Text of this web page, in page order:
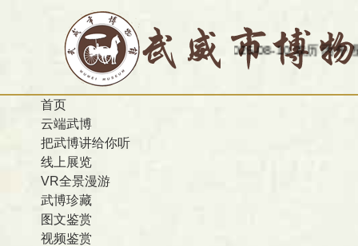
今天是：2026-08-10 农历 丙午 星期一欢
首页
云端武博
把武博讲给你听
线上展览
VR全景漫游
武博珍藏
图文鉴赏
视频鉴赏